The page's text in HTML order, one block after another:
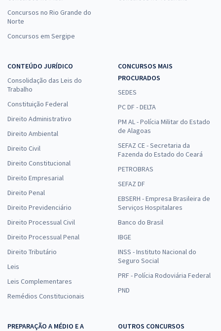
Concursos no Rio Grande do
Norte
Concursos em Sergipe
CONTEÚDO JURÍDICO
Consolidação das Leis do
Trabalho
Constituição Federal
Direito Administrativo
Direito Ambiental
Direito Civil
Direito Constitucional
Direito Empresarial
Direito Penal
Direito Previdenciário
Direito Processual Civil
Direito Processual Penal
Direito Tributário
Leis
Leis Complementares
Remédios Constitucionais
CONCURSOS MAIS
PROCURADOS
SEDES
PC DF - DELTA
PM AL - Polícia Militar do Estado
de Alagoas
SEFAZ CE - Secretaria da
Fazenda do Estado do Ceará
PETROBRAS
SEFAZ DF
EBSERH - Empresa Brasileira de
Serviços Hospitalares
Banco do Brasil
IBGE
INSS - Instituto Nacional do
Seguro Social
PRF - Polícia Rodoviária Federal
PND
PREPARAÇÃO A MÉDIO E A
OUTROS CONCURSOS